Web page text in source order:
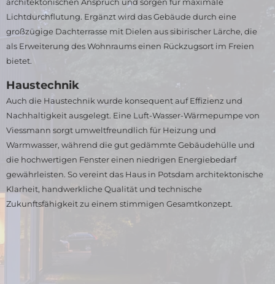
Lichtdurchflutung. Ergänzt wird das Gebäude durch eine
großzügige Dachterrasse mit Dielen aus sibirischer Lärche, die
als Erweiterung des Wohnraums einen Rückzugsort im Freien
bietet.
Haustechnik
Auch die Haustechnik wurde konsequent auf Effizienz und
Nachhaltigkeit ausgelegt. Eine Luft-Wasser-Wärmepumpe von
Viessmann sorgt umweltfreundlich für Heizung und
Warmwasser, während die gut gedämmte Gebäudehülle und
die hochwertigen Fenster einen niedrigen Energiebedarf
gewährleisten. So vereint das Haus in Potsdam architektonische
Klarheit, handwerkliche Qualität und technische
Zukunftsfähigkeit zu einem stimmigen Gesamtkonzept.